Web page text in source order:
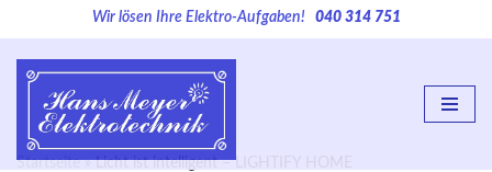
Inhalt
springen
Wir lösen Ihre Elektro-Aufgaben! 040 314 751
Startseite»Licht ist intelligent – LIGHTIFY HOME